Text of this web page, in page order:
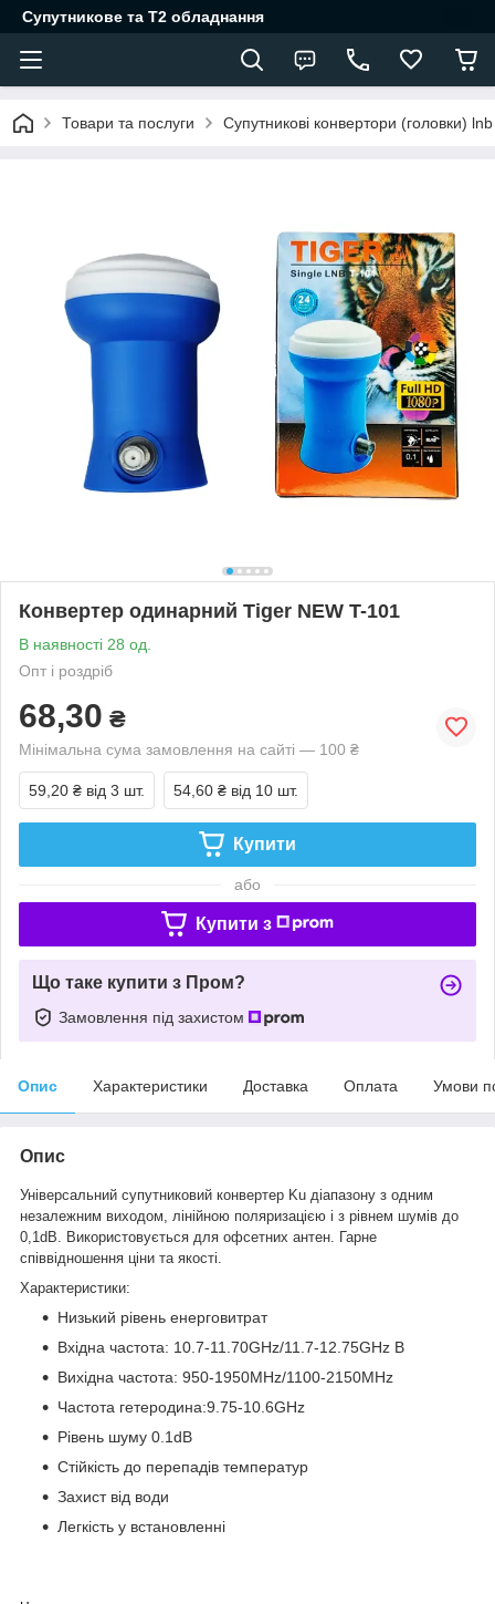
Супутникове та Т2 обладнання
Товари та послуги Супутникові конвертори (головки) lnb
Конвертер одинарний Tiger NEW T-101
В наявності 28 од.
Опт і роздріб
68,30 ₴
Мінімальна сума замовлення на сайті — 100 ₴
59,20 ₴ від 3 шт. 54,60 ₴ від 10 шт.
Купити
або
Купити з
Що таке купити з Пром?
Замовлення під захистом
Опис Характеристики Доставка Оплата Умови
Опис
Універсальний супутниковий конвертер Ku діапазону з одним
незалежним виходом, лінійною поляризацією і з рівнем шумів до
0,1dB. Використовується для офсетних антен. Гарне
співвідношення ціни та якості.
Характеристики:
Низький рівень енерговитрат
Вхідна частота: 10.7-11.70GHz/11.7-12.75GHz В
Вихідна частота: 950-1950MHz/1100-2150MHz
Частота гетеродина:9.75-10.6GHz
Рівень шуму 0.1dB
Стійкість до перепадів температур
Захист від води
Легкість у встановленні